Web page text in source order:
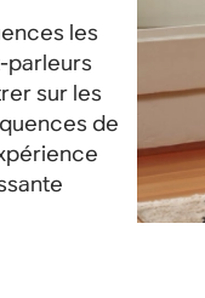
les
parleurs
sur les
de